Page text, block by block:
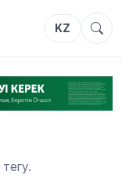
KZ